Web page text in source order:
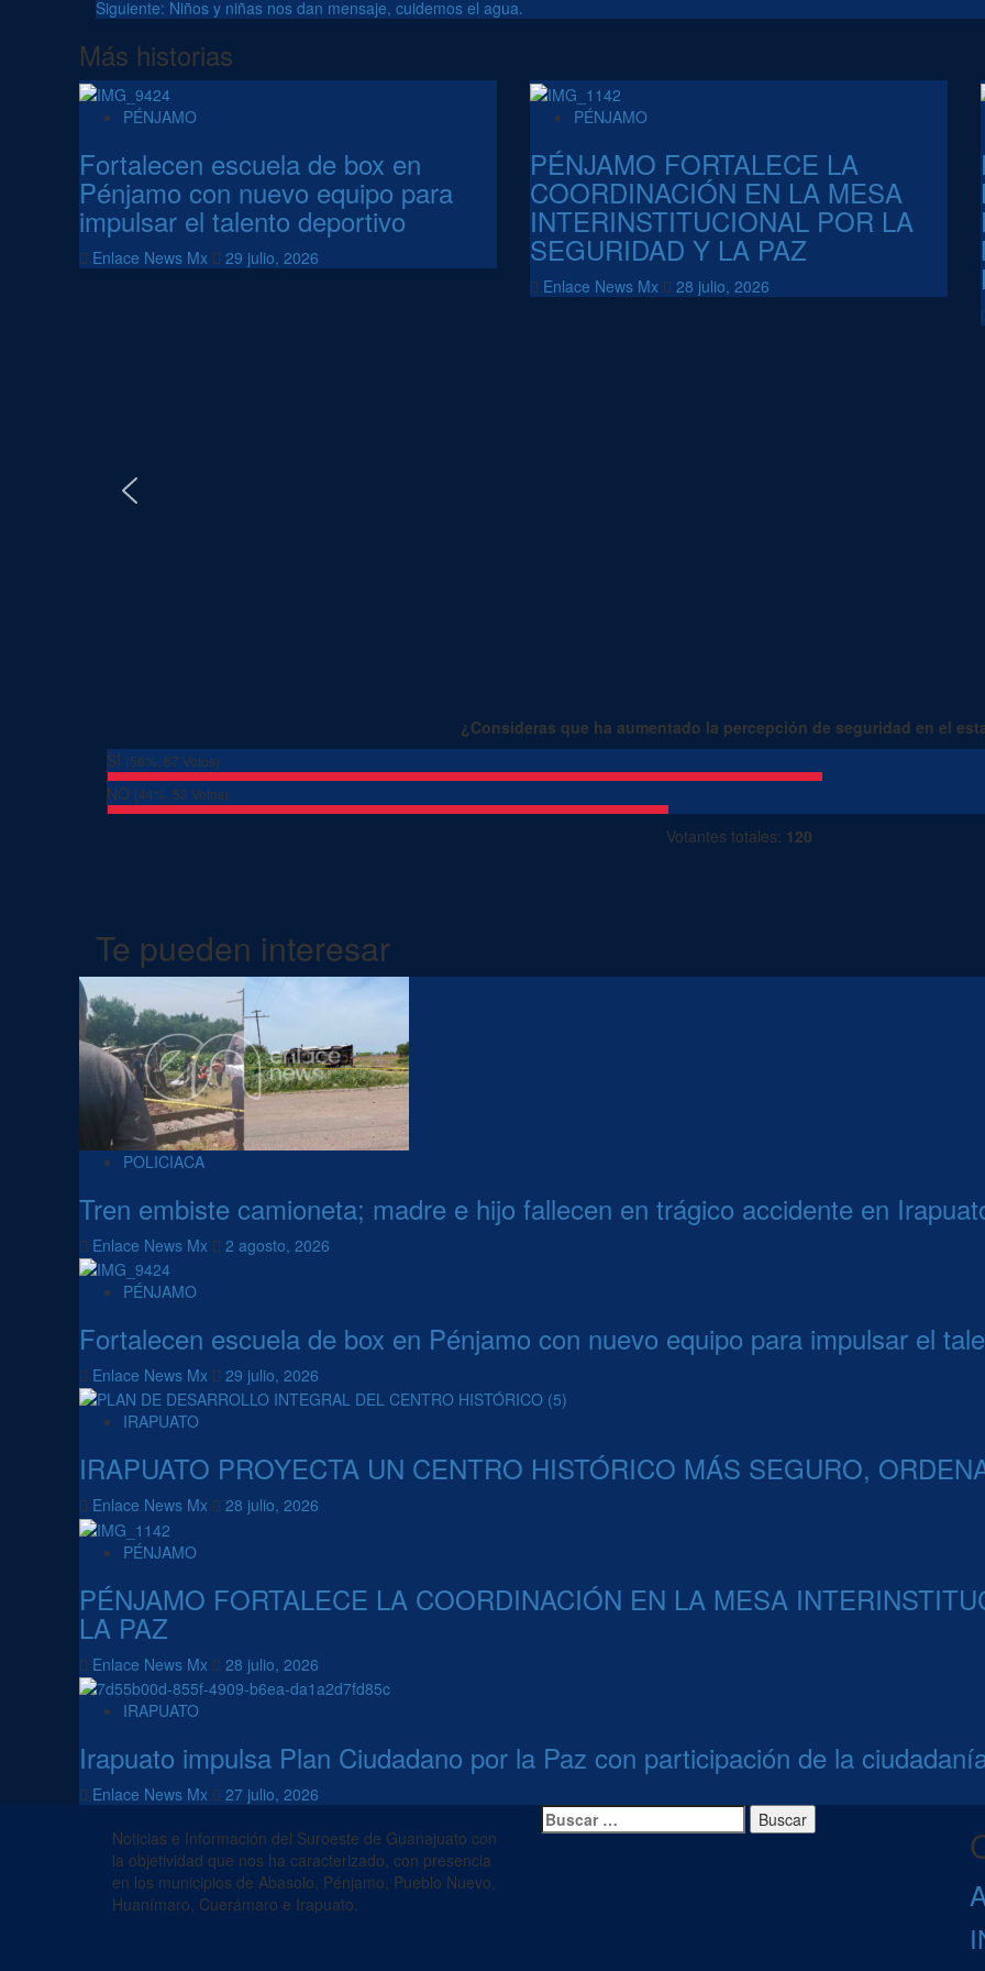
de
entradas
Siguiente: Niños y niñas nos dan mensaje, cuidemos el agua.
Más historias
PÉNJAMO
Fortalecen escuela de box en
Pénjamo con nuevo equipo para
impulsar el talento deportivo
Enlace News Mx 29 julio, 2026
PÉNJAMO
PÉNJAMO FORTALECE LA
COORDINACIÓN EN LA MESA
INTERINSTITUCIONAL POR LA
SEGURIDAD Y LA PAZ
Enlace News Mx 28 julio, 2026
¿Consideras que ha aumentado la percepción de seguridad en el
SI (56%, 67 Votos)
NO (44%, 53 Votos)
Votantes totales: 120
Te pueden interesar
POLICIACA
Tren embiste camioneta; madre e hijo fallecen en trágico accidente en
Enlace News Mx 2 agosto, 2026
PÉNJAMO
Fortalecen escuela de box en Pénjamo con nuevo equipo para impulsar el
Enlace News Mx 29 julio, 2026
IRAPUATO
IRAPUATO PROYECTA UN CENTRO HISTÓRICO MÁS SEGURO,
Enlace News Mx 28 julio, 2026
PÉNJAMO
PÉNJAMO FORTALECE LA COORDINACIÓN EN LA MESA
LA PAZ
Enlace News Mx 28 julio, 2026
IRAPUATO
Irapuato impulsa Plan Ciudadano por la Paz con participación de la
Enlace News Mx
27 julio, 2026
Noticias e Información del Suroeste de Guanajuato con
la objetividad que nos ha caracterizado, con presencia
en los municipios de Abasolo, Pénjamo, Pueblo Nuevo,
Huanímaro, Cuerámaro e Irapuato.
Buscar: